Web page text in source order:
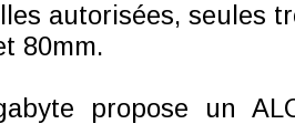
autorisées, seules
80mm.
propose un